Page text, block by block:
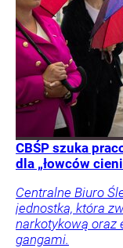
CBŚP szuka
dla „łowców
Centralne Biuro
jednostka, która
narkotykową oraz
gangami.